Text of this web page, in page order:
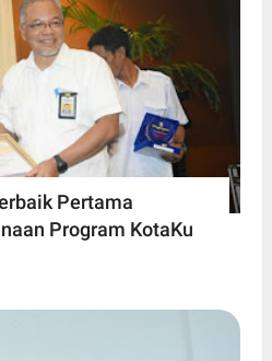
Pertama
Program KotaKu